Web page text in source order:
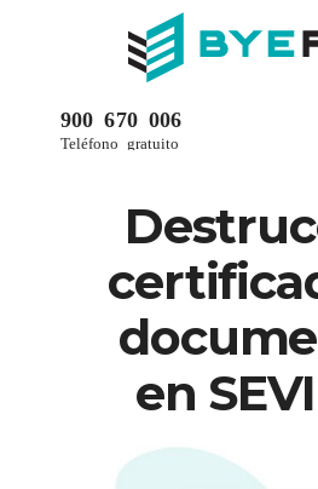
900 670 006
Teléfono gratuito
en